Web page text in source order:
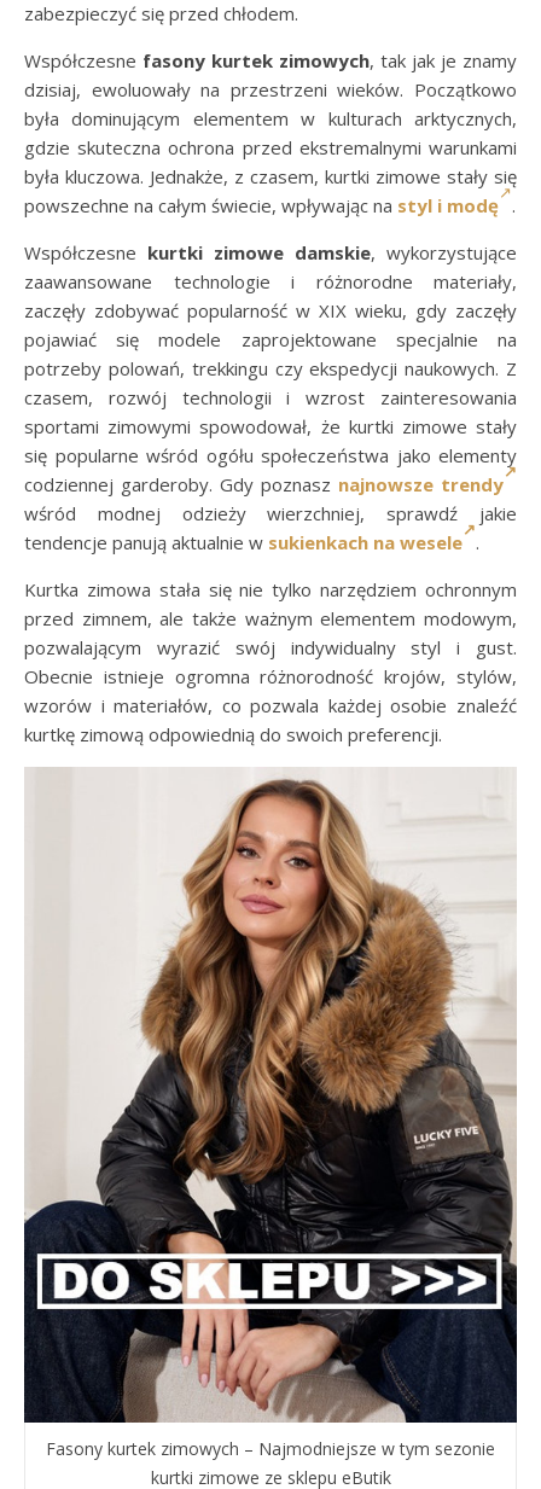
zabezpieczyć się przed chłodem.
Współczesne fasony kurtek zimowych, tak jak je znamy
dzisiaj, ewoluowały na przestrzeni wieków. Początkowo
była dominującym elementem w kulturach arktycznych,
gdzie skuteczna ochrona przed ekstremalnymi warunkami
była kluczowa. Jednakże, z czasem, kurtki zimowe stały się
powszechne na całym świecie, wpływając na styl i modę .
Współczesne kurtki zimowe damskie, wykorzystujące
zaawansowane technologie i różnorodne materiały,
zaczęły zdobywać popularność w XIX wieku, gdy zaczęły
pojawiać się modele zaprojektowane specjalnie na
potrzeby polowań, trekkingu czy ekspedycji naukowych. Z
czasem, rozwój technologii i wzrost zainteresowania
sportami zimowymi spowodował, że kurtki zimowe stały
się popularne wśród ogółu społeczeństwa jako elementy
codziennej garderoby. Gdy poznasz najnowsze trendy
wśród modnej odzieży wierzchniej, sprawdź jakie
tendencje panują aktualnie w sukienkach na wesele .
Kurtka zimowa stała się nie tylko narzędziem ochronnym
przed zimnem, ale także ważnym elementem modowym,
pozwalającym wyrazić swój indywidualny styl i gust.
Obecnie istnieje ogromna różnorodność krojów, stylów,
wzorów i materiałów, co pozwala każdej osobie znaleźć
kurtkę zimową odpowiednią do swoich preferencji.
Fasony kurtek zimowych – Najmodniejsze w tym sezonie
kurtki zimowe ze sklepu eButik